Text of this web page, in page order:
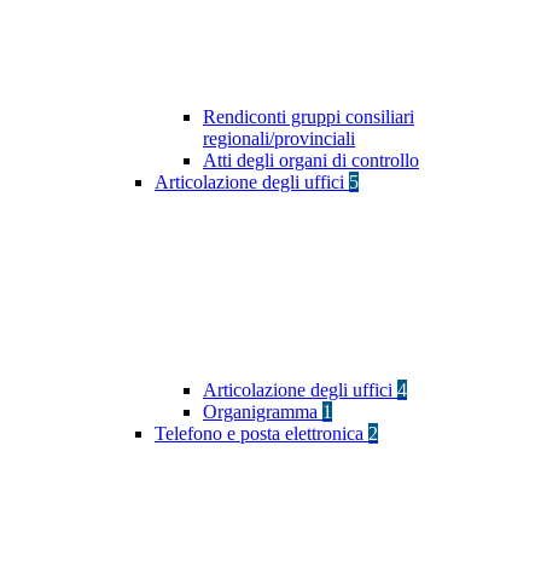
Rendiconti gruppi consiliari
regionali/provinciali
Atti degli organi di controllo
Articolazione degli uffici 5
Articolazione degli uffici 4
Organigramma 1
Telefono e posta elettronica 2